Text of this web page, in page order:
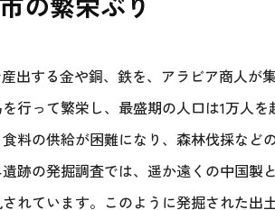
出する金や銅、鉄を、アラビア商人が
行って繁栄し、最盛期の人口は1万人
料の供給が困難になり、森林伐採など
跡の発掘調査では、遥か遠くの中国製
れています。このように発掘された出